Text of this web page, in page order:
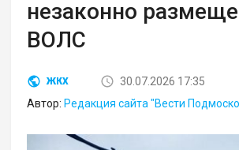
незаконно
ВОЛС
ЖКХ
30.07.2026 17:35
Автор: Редакция сайта "Вести